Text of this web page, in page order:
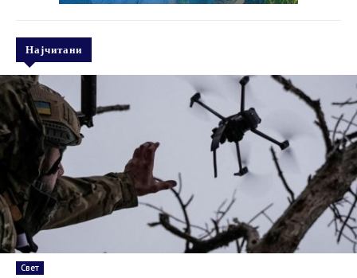
Најчитани
Свет